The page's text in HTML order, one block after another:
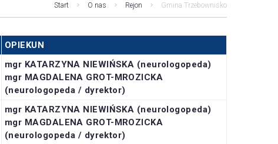
Start O nas Rejon Gmina Trzebownisko
OPIEKUN
mgr KATARZYNA NIEWIŃSKA (neurologopeda)
mgr MAGDALENA GROT-MROZICKA
(neurologopeda / dyrektor)
mgr KATARZYNA NIEWIŃSKA (neurologopeda)
mgr MAGDALENA GROT-MROZICKA
(neurologopeda / dyrektor)